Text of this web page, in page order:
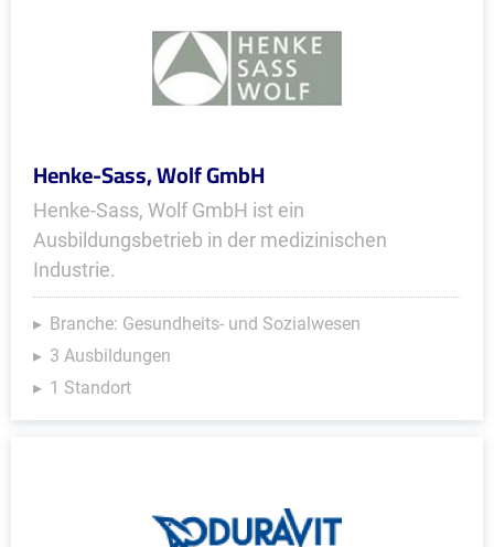
Henke-Sass, Wolf GmbH
Henke-Sass, Wolf GmbH ist ein
Ausbildungsbetrieb in der medizinischen
Industrie.
Branche: Gesundheits- und Sozialwesen
3 Ausbildungen
1 Standort